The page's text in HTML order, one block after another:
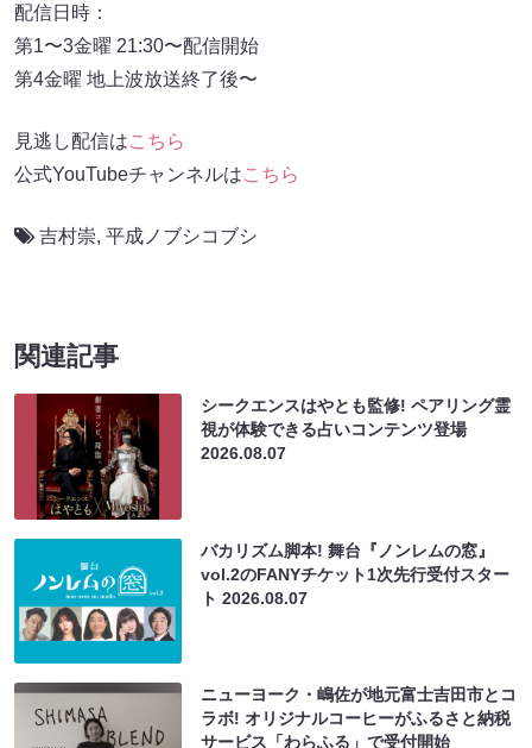
配信日時：
第1〜3金曜 21:30〜配信開始
第4金曜 地上波放送終了後〜
見逃し配信はこちら
公式YouTubeチャンネルはこちら
吉村崇, 平成ノブシコブシ
関連記事
シークエンスはやとも監修! ペアリング霊
視が体験できる占いコンテンツ登場
2026.08.07
バカリズム脚本! 舞台『ノンレムの窓』
vol.2のFANYチケット1次先行受付スター
ト2026.08.07
ニューヨーク・嶋佐が地元富士吉田市とコ
ラボ! オリジナルコーヒーがふるさと納税
サービス「わらふる」で受付開始